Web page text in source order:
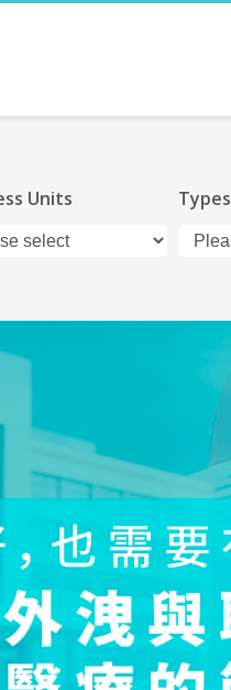
Units Types